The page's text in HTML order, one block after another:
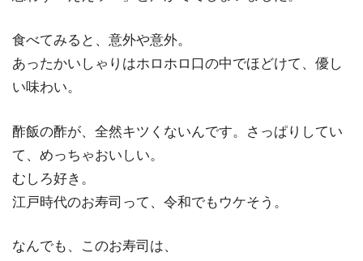
食べてみると、意外や意外。
あったかいしゃりはホロホロ口の中でほどけて、優し
い味わい。
酢飯の酢が、全然キツくないんです。さっぱりしてい
て、めっちゃおいしい。
むしろ好き。
江戸時代のお寿司って、令和でもウケそう。
なんでも、このお寿司は、